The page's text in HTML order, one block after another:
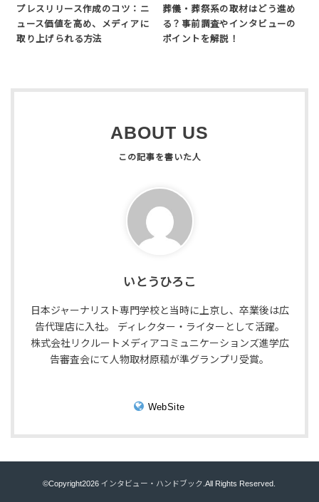
プレスリリース作成のコツ：ニ
ュース価値を高め、メディアに
取り上げられる方法
葬儀・葬祭系の取材はどう進め
る？事前調査やインタビューの
ポイントを解説！
ABOUT US
いとうひろこ
日本ジャーナリスト専門学校と当時に上京し、卒業後は広
告代理店に入社。 ディレクター・ライターとして活躍。
株式会社リクルートメディアコミュニケーションズ進学広
告審査会にて人物取材原稿が準グランプリ受賞。
WebSite
©Copyright2026インタビュー・ハンドブック .All Rights Reserved.